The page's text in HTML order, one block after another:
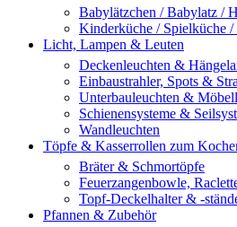
Babylätzchen / Babylatz /
Kinderküche / Spielküche
Licht, Lampen & Leuten
Deckenleuchten &
Einbaustrahler, Spots &
Unterbauleuchten &
Schienensysteme &
Wandleuchten
Töpfe & Kasserrollen zum
Bräter & Schmortöpfe
Feuerzangenbowle,
Topf-Deckelhalter & -
Pfannen & Zubehör